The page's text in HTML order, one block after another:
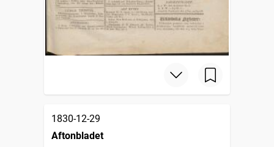
1830-12-29
Aftonbladet